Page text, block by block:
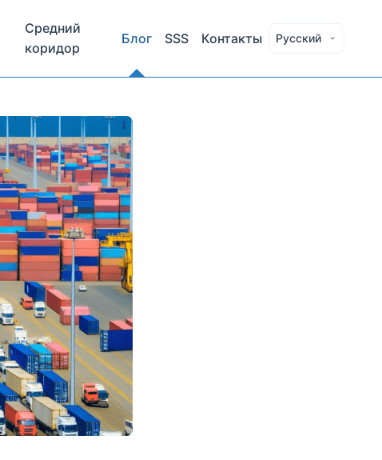
Средний
коридор
Блог SSS Контакты Русский